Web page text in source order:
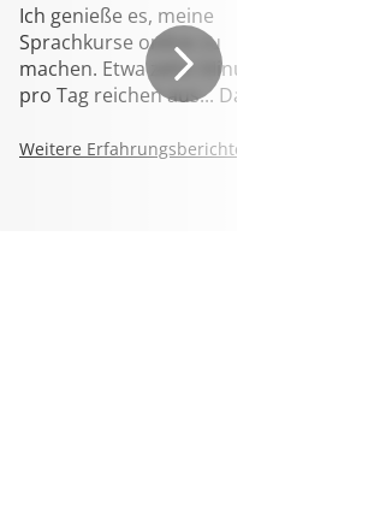
Ich genieße es, meine
Sprachkurse online zu
machen. Etwa zehn Minuten
pro Tag reichen aus... Danke!
Weitere Erfahrungsberichte.